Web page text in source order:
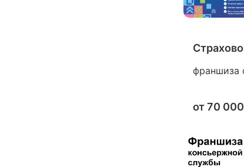
франшиза
от70